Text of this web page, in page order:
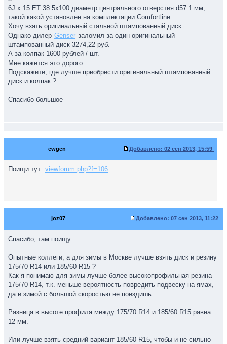
6J x 15 ET 38 5x100 диаметр центрального отверстия d57.1 мм,
такой какой установлен на комплектации Comfortline.
Хочу взять оригинальный стальной штампованный диск.
Однако дилер Genser заломил за один оригинальный
штампованный диск 3274,22 руб.
А за колпак 1600 рублей / шт.
Мне кажется это дорого.
Подскажите, где лучше приобрести оригинальный штампованный
диск и колпак ?
Спасибо большое
ewgen Добавлено: 02 сен 2013, 15:59
Поищи тут: viewforum.php?f=106
joz07 Добавлено: 07 сен 2013, 11:22
Спасибо, там поищу.
Опытные коллеги, а для зимы в Москве лучше взять диск и резину
175/70 R14 или 185/60 R15 ?
Как я понимаю для зимы лучше более высокопрофильная резина
175/70 R14, т.к. меньше вероятность повредить подвеску на ямах,
да и зимой с большой скоростью не поездишь.
Разница в высоте профиля между 175/70 R14 и 185/60 R15 равна
12 мм.
Или лучше взять средний вариант 185/60 R15, чтобы и не сильно